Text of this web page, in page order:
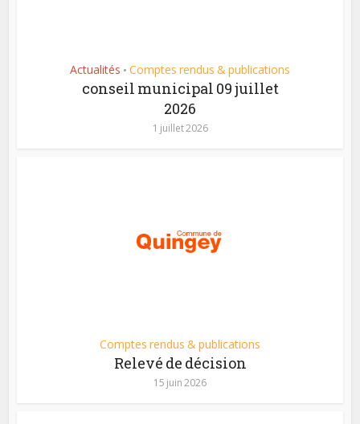
Actualités • Comptes rendus & publications
conseil municipal 09 juillet
2026
1 juillet 2026
Comptes rendus & publications
Relevé de décision
15 juin 2026